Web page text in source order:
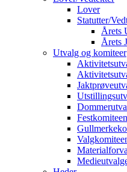
Lover
Statutter/
Årets
Årets
Utvalg og komiteer
Festkomiteen